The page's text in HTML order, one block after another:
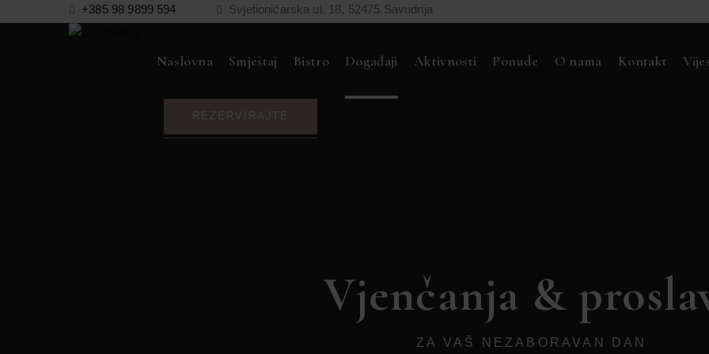
+385 98 9899 594 Svjetioničarska ul. 18, 52475 Savudrija
Naslovna Smještaj Bistro Događaji Aktivnosti Ponude O nama Kontakt
REZERVIRAJTE
Vjenčanja &
ZA VAŠ NEZABORAVAN DAN